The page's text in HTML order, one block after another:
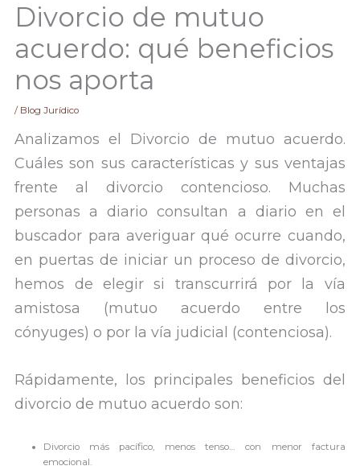
Divorcio de mutuo
acuerdo: qué beneficios
nos aporta
/ Blog Jurídico
Analizamos el Divorcio de mutuo acuerdo.
Cuáles son sus características y sus ventajas
frente al divorcio contencioso. Muchas
personas a diario consultan a diario en el
buscador para averiguar qué ocurre cuando,
en puertas de iniciar un proceso de divorcio,
hemos de elegir si transcurrirá por la vía
amistosa (mutuo acuerdo entre los
cónyuges) o por la vía judicial (contenciosa).
Rápidamente, los principales beneficios del
divorcio de mutuo acuerdo son:
Divorcio más pacífico, menos tenso… con menor factura
emocional.